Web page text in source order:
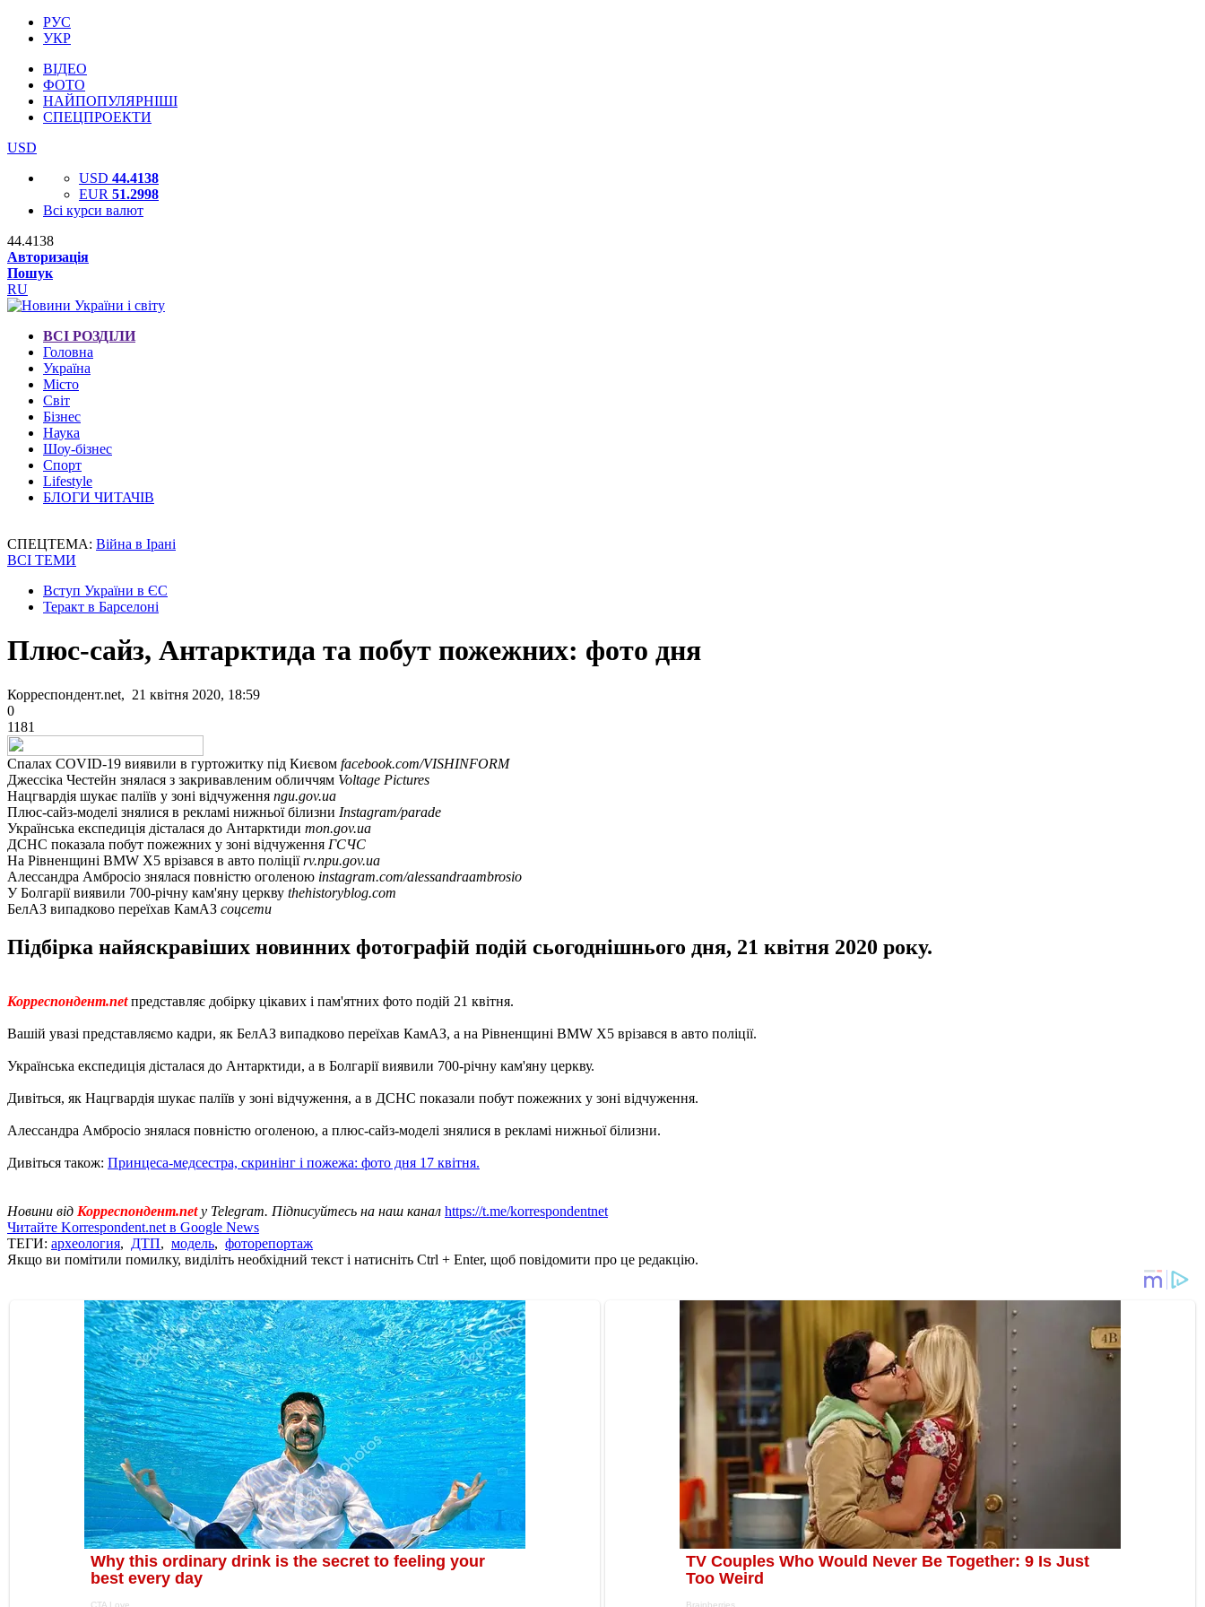
РУС
УКР
ВІДЕО
ФОТО
НАЙПОПУЛЯРНІШІ
СПЕЦПРОЕКТИ
USD
USD 44.4138
EUR 51.2998
Всі курси валют
44.4138
Авторизація
Пошук
RU
ВСІ РОЗДІЛИ
Головна
Україна
Місто
Світ
Бізнес
Наука
Шоу-бізнес
Спорт
Lifestyle
БЛОГИ ЧИТАЧІВ
СПЕЦТЕМА: Війна в Ірані
ВСІ ТЕМИ
Вступ України в ЄС
Теракт в Барселоні
Плюс-сайз, Антарктида та побут пожежних: фото дня
Корреспондент.net, 21 квітня 2020, 18:59
0
1181
Спалах COVID-19 виявили в гуртожитку під Києвом facebook.com/VISHINFORM
Джессіка Честейн знялася з закривавленим обличчям Voltage Pictures
Нацгвардія шукає паліїв у зоні відчуження ngu.gov.ua
Плюс-сайз-моделі знялися в рекламі нижньої білизни Instagram/parade
Українська експедиція дісталася до Антарктиди mon.gov.ua
ДСНС показала побут пожежних у зоні відчуження ГСЧС
На Рівненщині BMW X5 врізався в авто поліціїrv.npu.gov.ua
Алессандра Амбросіо знялася повністю оголеною instagram.com/alessandraambrosio
У Болгарії виявили 700-річну кам'яну церкву thehistoryblog.com
БелАЗ випадково переїхав КамАЗ соцсети
Підбірка найяскравіших новинних фотографій подій сьогоднішнього дня, 21 квітня 2020 року.
Корреспондент.netпредставляє добірку цікавих і пам'ятних фото подій 21 квітня.
Вашій увазі представляємо кадри, як БелАЗ випадково переїхав КамАЗ, а на Рівненщині BMW X5 врізався в авто поліції.
Українська експедиція дісталася до Антарктиди, а в Болгарії виявили 700-річну кам'яну церкву.
Дивіться, як Нацгвардія шукає паліїв у зоні відчуження, а в ДСНС показали побут пожежних у зоні відчуження.
Алессандра Амбросіо знялася повністю оголеною, а плюс-сайз-моделі знялися в рекламі нижньої білизни.
Дивіться також: Принцеса-медсестра, скринінг і пожежа: фото дня 17 квітня.
Новини від Корреспондент.net у Telegram. Підписуйтесь на наш канал https://t.me/korrespondentnet
Читайте Korrespondent.net в Google News
ТЕГИ: археология, ДТП, модель, фоторепортаж
Якщо ви помітили помилку, виділіть необхідний текст і натисніть Ctrl + Enter, щоб повідомити про це редакцію.